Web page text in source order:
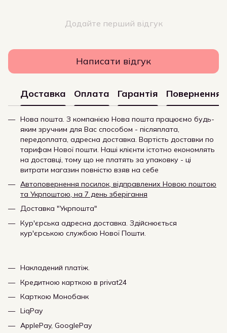
Додайте перший відгук
Написати відгук
Доставка Оплата Гарантія Повернення
Нова пошта. З компанією Нова пошта працюємо будь-
яким зручним для Вас способом - післяплата,
передоплата, адресна доставка. Вартість доставки по
тарифам Нової пошти. Наші клієнти істотно економлять
на доставці, тому що не платять за упаковку - ці
витрати магазин повністю взяв на себе
Автоповернення посилок, відправлених Новою поштою
та Укрпоштою, на 7 день зберігання
Доставка "Укрпошта"
Кур'єрська адресна доставка. Здійснюється
кур'єрською службою Нової Пошти.
Накладений платіж.
Кредитною карткою в privat24
Карткою Монобанк
LiqPay
ApplePay, GooglePay